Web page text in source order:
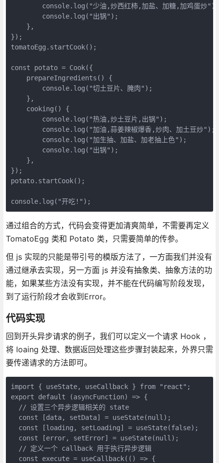
        console.log("少油,炒西红柿,加盐、加糖,加鸡蛋炒");
        console.log("出锅");
    },
});
tomatoEgg.startCook();
const potato = Cook({
    prepareIngredients() {
        console.log("切土豆片、腌肉");
    },
    cooking() {
        console.log("热油,炒土豆片,出锅");
        console.log("加油,蒜姜辣椒爆香,炒肉、加土豆炒");
        console.log("加生抽、加盐、加老抽上色");
        console.log("出锅");
    },
});
potato.startCook();
console.log("开吃!");
通过组合的方式，代码会变得更加清爽简单，不需要再定义
TomatoEgg 类和 Potato 类，只需要简单的传参。
但 js 实现的只能是带引号的模版方法了，一方面我们并没有
通过继承去实现，另一方面 js 并没有抽象类、抽象方法的功
能，如果某些方法没有实现，并不能在代码编写阶段发现，
到了运行阶段才会收到Error。
代码实现
回到开头异步请求的例子，我们可以定义一个请求 Hook ，
将 loaing 处理、数据返回处理这些步骤封装起来，外界只需
要传递请求的方法即可。
import { useState, useCallback } from "react";
export default (asyncFunction) => {
  // 设置三个异步逻辑相关的 state
  const [data, setData] = useState(null);
  const [loading, setLoading] = useState(false);
  const [error, setError] = useState(null);
  // 定义一个 callback 用于执行异步逻辑
  const execute = useCallback(() => {